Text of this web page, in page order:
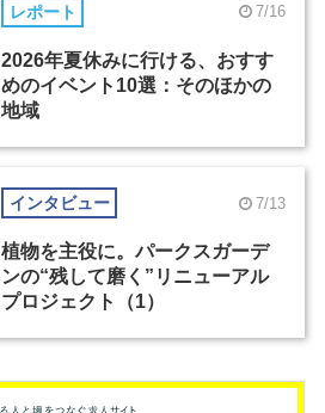
レポート 7/16
2026年夏休みに行ける、おすす
めのイベント10選：そのほかの
地域
インタビュー 7/13
植物を主役に。パークスガーデ
ンの“残して磨く”リニューアル
プロジェクト（1）